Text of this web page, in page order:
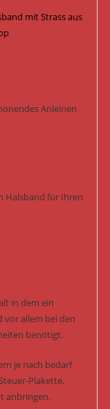
mit Strass aus
Anleinen
Halsband für Ihren
in dem ein
vor allem bei den
benötigt.
je nach bedarf
Plakette,
anbringen.